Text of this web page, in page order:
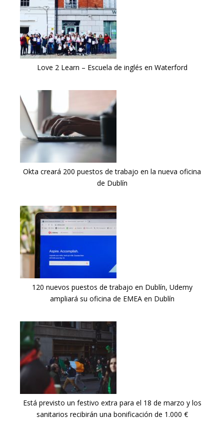
Love 2 Learn – Escuela de inglés en Waterford
Okta creará 200 puestos de trabajo en la nueva oficina
de Dublín
120 nuevos puestos de trabajo en Dublín, Udemy
ampliará su oficina de EMEA en Dublín
Está previsto un festivo extra para el 18 de marzo y los
sanitarios recibirán una bonificación de 1.000 €